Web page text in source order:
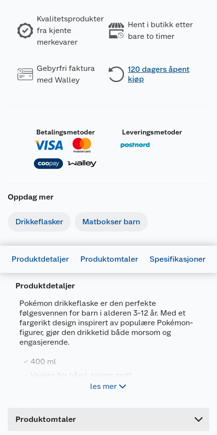
Kvalitetsprodukter
fra kjente
merkevarer
Hent i butikk etter
bare to timer
Gebyrfri faktura
med Walley
120 dagers åpent
kjøp
Betalingsmetoder Leveringsmetoder
Oppdag mer
Drikkeflasker Matbokser barn
Produktdetaljer Produktomtaler Spesifikasjoner
Produktdetaljer
Pokémon drikkeflaske er den perfekte
følgesvennen for barn i alderen 3-12 år. Med et
fargerikt design inspirert av populære Pokémon-
figurer, gjør den drikketid både morsom og
engasjerende.
400 ml
Vaskes for hånd, tørkes godt
Passer for barn 3-12 år
Flasken er ideell for bruk hjemme, på skolen eller
les mer
Produktomtaler
Generelt
Artikkelnummer
8412497080281
Leverandørens artikkelnummer
Størrelse